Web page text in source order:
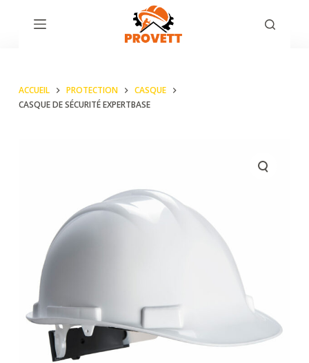
eACCUEIL PROTECTION
CASQUE
CASQUE DE SÉCURITÉ EXPERTBASE